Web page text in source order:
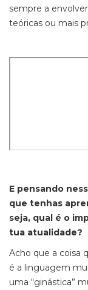
sempre a
teóricas ou mais
E pensando
que tenhas
seja, qual é o
tua atualidade?
Acho que a coisa
é a linguagem
uma “ginástica”